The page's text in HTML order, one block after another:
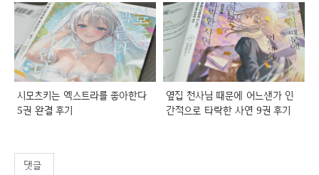
시모츠키는 엑스트라를 좋아한다
5권 완결 후기
옆집 천사님 때문에 어느샌가 인
간적으로 타락한 사연 9권 후기
댓글